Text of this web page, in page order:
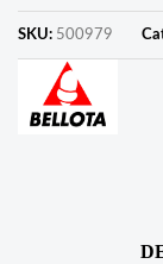
SKU: 500979